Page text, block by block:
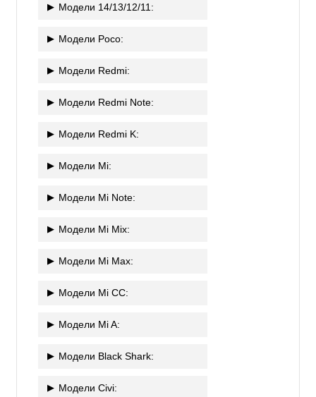
Модели 14/13/12/11:
Модели Poco:
Модели Redmi:
Модели Redmi Note:
Модели Redmi K:
Модели Mi:
Модели Mi Note:
Модели Mi Mix:
Модели Mi Max:
Модели Mi CC:
Модели Mi A:
Модели Black Shark:
Модели Civi: